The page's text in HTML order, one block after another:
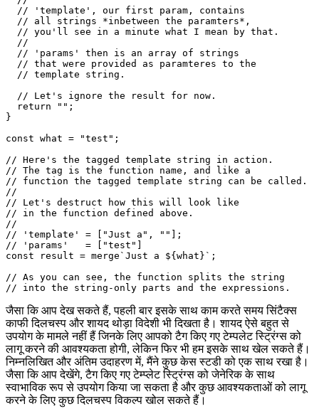
function merge(template: TemplateStringsArray,
  // This needs some explanation:
  //
  // 'template', our first param, contains
  // all strings *inbetween the paramters*,
  // you'll see in a minute what I mean by that.
  //
  // 'params' then is an array of strings
  // that were provided as paramteres to the
  // template string.
  // Let's ignore the result for now.
}
const what = "test";
// Here's the tagged template string in action.
// The tag is the function name, and like a
// function the tagged template string can be called.
//
// Let's destruct how this will look like
// in the function defined above.
// 'template' = ["Just a", ""];
// 'params'   = ["test"]
const result = merge`Just a ${what}`;
// As you can see, the function splits the string
जैसा कि आप देख सकते हैं, पहली बार इसके साथ काम करते समय सिंटैक्स
काफी दिलचस्प और शायद थोड़ा विदेशी भी दिखता है। शायद ऐसे बहुत से
उपयोग के मामले नहीं हैं जिनके लिए आपको टैग किए गए टेम्पलेट स्ट्रिंग्स को
लागू करने की आवश्यकता होगी, लेकिन फिर भी हम इसके साथ खेल सकते हैं।
निम्नलिखित और अंतिम उदाहरण में, मैंने कुछ केस स्टडी को एक साथ रखा है।